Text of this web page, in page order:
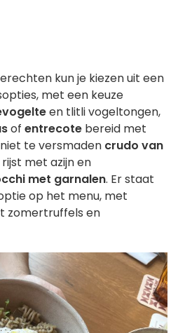
kun je kiezen uit een
met een keuze
en tlitli vogeltongen,
of entrecote bereid met
te versmaden crudo van
met azijn en
met garnalen. Er staat
op het menu, met
zomertruffels en